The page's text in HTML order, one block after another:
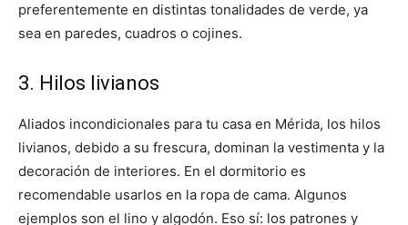
preferentemente en distintas tonalidades de verde, ya
sea en paredes, cuadros o cojines.
3. Hilos livianos
Aliados incondicionales para tu casa en Mérida, los hilos
livianos, debido a su frescura, dominan la vestimenta y la
decoración de interiores. En el dormitorio es
recomendable usarlos en la ropa de cama. Algunos
ejemplos son el lino y algodón. Eso sí: los patrones y